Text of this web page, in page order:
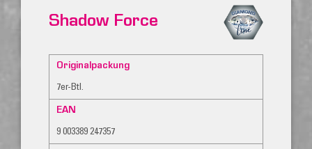
Shadow Force
Originalpackung
7er-Btl.
EAN
9 003389 247357